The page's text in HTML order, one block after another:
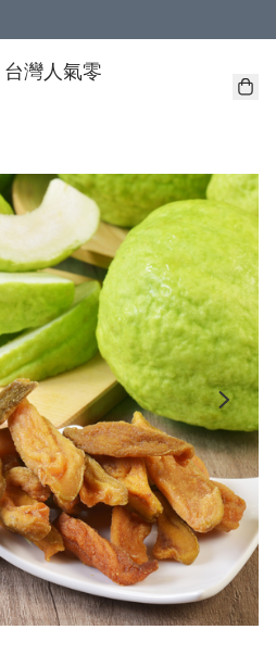
（適用於 本地送貨、本地取貨 )
灣人氣零